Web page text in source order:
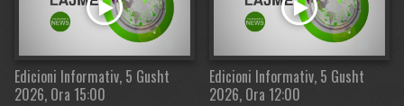
Edicioni Informativ, 5 Gusht
2026, Ora 15:00
Edicioni Informativ, 5 Gusht
2026, Ora 12:00